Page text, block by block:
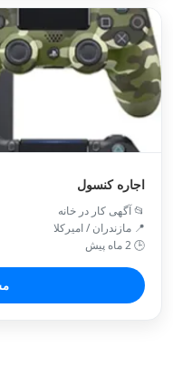
اجاره کنسول
📂 آگهی کار در خانه
📍 مازندران / اميركلا
🕒 2 ماه پیش